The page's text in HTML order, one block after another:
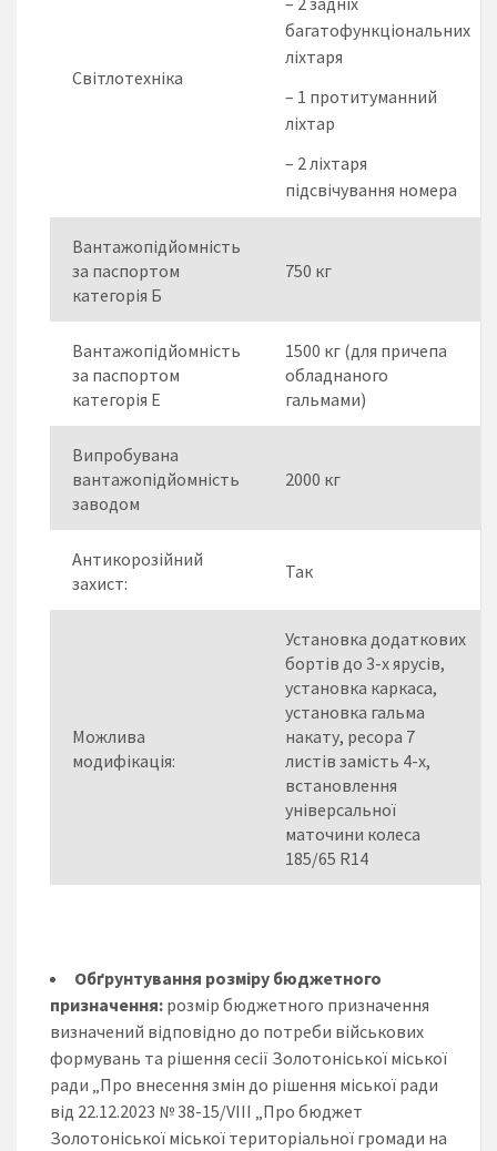
Світлотехніка
багатофункціональних
ліхтаря
– 1 протитуманний
ліхтар
– 2 ліхтаря
підсвічування номера
Вантажопідйомність
за паспортом
категорія Б
750 кг
Вантажопідйомність
за паспортом
категорія Е
1500 кг (для причепа
обладнаного
гальмами)
Випробувана
вантажопідйомність
заводом
2000 кг
Антикорозійний
захист:
Так
Можлива
модифікація:
Установка додаткових
бортів до 3-х ярусів,
установка каркаса,
установка гальма
накату, ресора 7
листів замість 4-х,
встановлення
універсальної
маточини колеса
185/65 R14
Обґрунтування розміру бюджетного
призначення: розмір бюджетного призначення
визначений відповідно до потреби військових
формувань та рішення сесії Золотоніської міської
ради „Про внесення змін до рішення міської ради
від 22.12.2023 № 38-15/VIІІ „Про бюджет
Золотоніської міської територіальної громади на